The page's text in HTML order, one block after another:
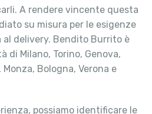
A rendere vincente questa
su misura per le esigenze
al delivery. Bendito Burrito è
di Milano, Torino, Genova,
Monza, Bologna, Verona e
possiamo identificare le